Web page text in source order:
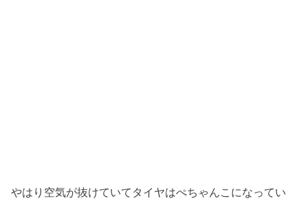
やはり空気が抜けていてタイヤはぺちゃんこになってい